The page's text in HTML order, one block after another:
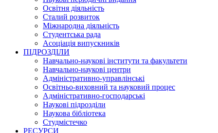
Освітня діяльність
Сталий розвиток
Міжнародна діяльність
Студентська рада
Асоціація випускників
ПІДРОЗДІЛИ
Навчально-наукові інститути та факультети
Навчально-наукові центри
Адміністративно-управлінські
Освітньо-виховний та науковий процес
Адміністративно-господарські
Наукові підрозділи
Наукова бібліотека
Студмістечко
РЕСУРСИ